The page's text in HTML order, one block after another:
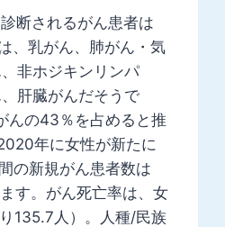
断されるがん患者は
、乳がん、肺がん・気
非ホジキンリンパ
肝臓がんだそうで
んの43％を占めると推
年に女性が新たに
の新規がん患者数は
す。がん死亡率は、女
135.7人）。人種/民族